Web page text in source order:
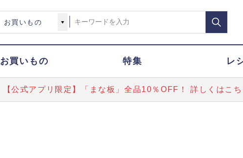
お買いもの 特集 レ
【公式アプリ限定】「まな板」全品10％OFF！ 詳しくはこ